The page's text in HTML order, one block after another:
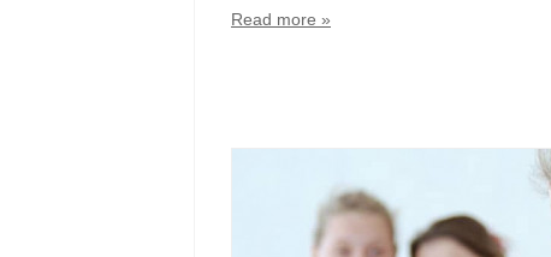
Read more »